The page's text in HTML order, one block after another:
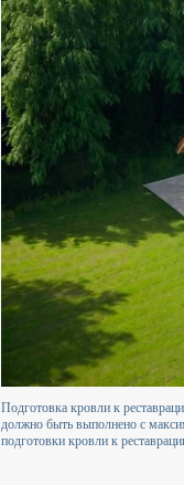
Подготовка кровли к
должно быть выполнено с
подготовки кровли к